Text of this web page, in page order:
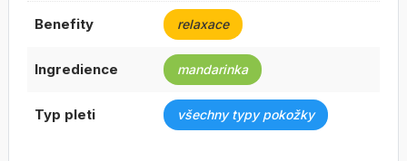
benefity relaxace
ingredience mandarinka
typ pleti všechny typy pokožky